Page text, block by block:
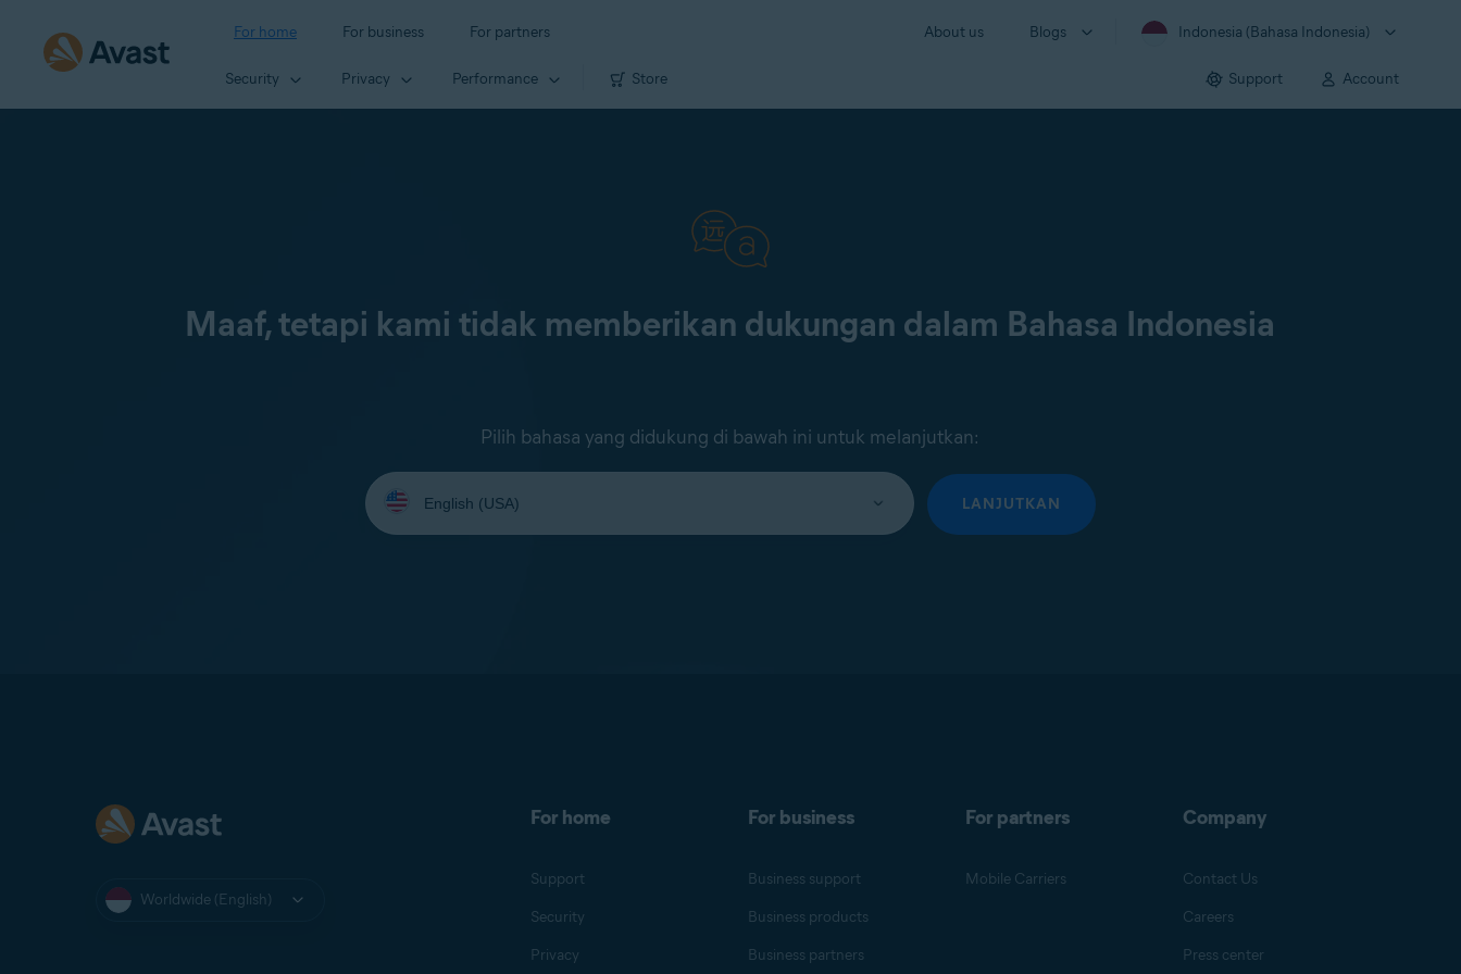
For home For business For partners About us Blogs Indonesia (Bahasa Indonesia)
Security Privacy Performance Store Support Account
Maaf, tetapi kami tidak memberikan dukungan dalam Bahasa Indonesia
Pilih bahasa yang didukung di bawah ini untuk melanjutkan:
Select
your
language:
LANJUTKAN
Worldwide (English)
For home
Support
Security
Privacy
For business
Business support
Business products
Business partners
For partners
Mobile Carriers
Company
Contact Us
Careers
Press center